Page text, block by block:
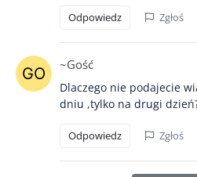
Odpowiedz Zgłoś
~Gość
Dlaczego nie podajecie
dniu ,tylko na drugi
Odpowiedz Zgłoś